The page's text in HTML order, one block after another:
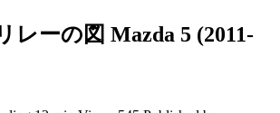
レーの図 Mazda 5 (2011-